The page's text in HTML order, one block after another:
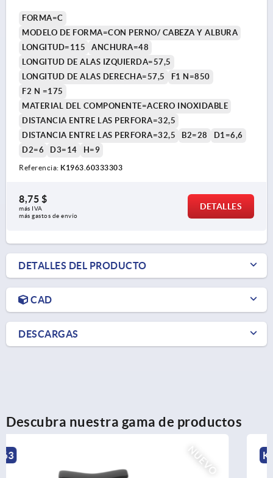
FORMA=C
MODELO DE FORMA=CON PERNO/ CABEZA Y ALBURA
LONGITUD=115
ANCHURA=48
LONGITUD DE ALAS IZQUIERDA=57,5
LONGITUD DE ALAS DERECHA=57,5
F1 N=850
F2 N =175
MATERIAL DEL COMPONENTE=ACERO INOXIDABLE
DISTANCIA ENTRE LAS PERFORA=32,5
DISTANCIA ENTRE LAS PERFORA=32,5
B2=28
D1=6,6
D2=6
D3=14 H=9
Referencia: K1963.60333303
8,75 $
más IVA
más gastos de envío
DETALLES
DETALLES DEL PRODUCTO
CAD
DESCARGAS
Descubra nuestra gama de productos
NUEVO